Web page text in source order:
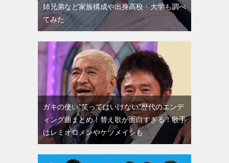
姉兄弟など家族構成や出身高校・大学も調べ
てみた
ガキの使い”笑ってはいけない”歴代のエンデ
ィング曲まとめ！替え歌が面白すぎる！歌手
はレミオロメンやケツメイシも